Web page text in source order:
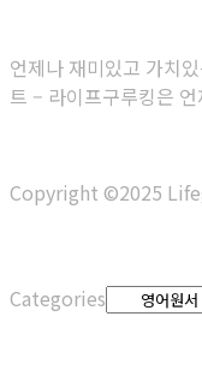
언제나 재미있고 가치
트 – 라이프구루킹은
Copyright ©2025
Categories